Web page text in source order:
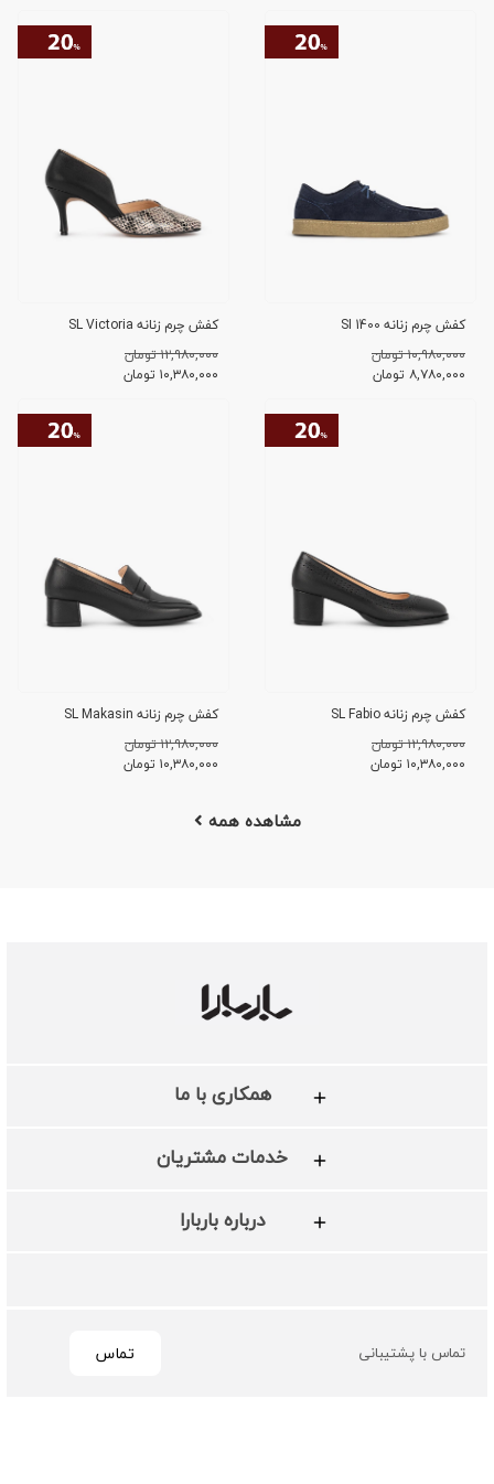
کفش چرم زنانه SI 1400
۱۰,۹۸۰,۰۰۰ تومان
۸,۷۸۰,۰۰۰ تومان
کفش چرم زنانه SL Victoria
۱۲,۹۸۰,۰۰۰ تومان
۱۰,۳۸۰,۰۰۰ تومان
کفش چرم زنانه SL Fabio
۱۲,۹۸۰,۰۰۰ تومان
۱۰,۳۸۰,۰۰۰ تومان
کفش چرم زنانه SL Makasin
۱۲,۹۸۰,۰۰۰ تومان
۱۰,۳۸۰,۰۰۰ تومان
مشاهده همه
همکاری با ما
خدمات مشتریان
درباره باربارا
تماس با پشتیبانی تماس